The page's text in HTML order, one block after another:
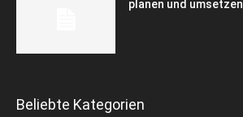
planen und umsetzen
Beliebte Kategorien